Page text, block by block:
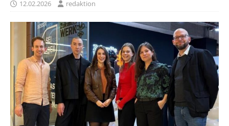
12.02.2026 redaktion